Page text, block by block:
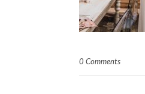
0 Comments